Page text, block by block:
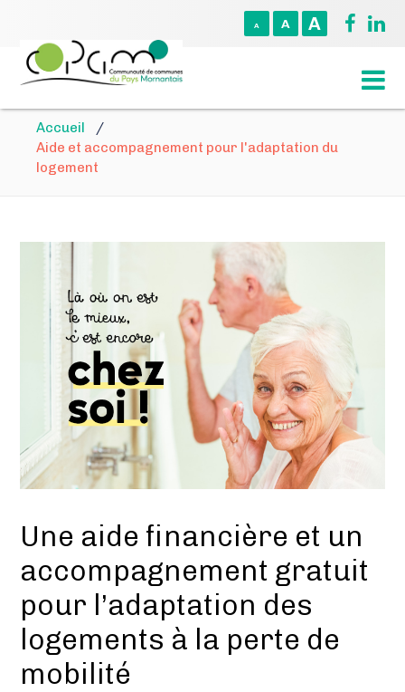
A A A
Accueil
/
Aide et accompagnement pour l'adaptation du
logement
Une aide financière et un
accompagnement gratuit
pour l’adaptation des
logements à la perte de
mobilité